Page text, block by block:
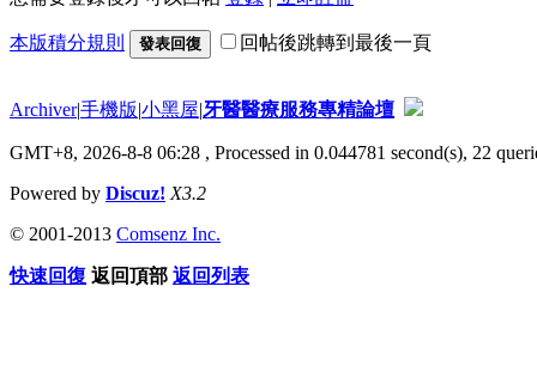
本版積分規則 發表回復 回帖後跳轉到最後一頁
Archiver|手機版|小黑屋|牙醫醫療服務專精論壇
GMT+8, 2026-8-8 06:28 , Processed in 0.044781 second(s), 22
Powered by Discuz! X3.2
© 2001-2013 Comsenz Inc.
快速回復 返回頂部 返回列表